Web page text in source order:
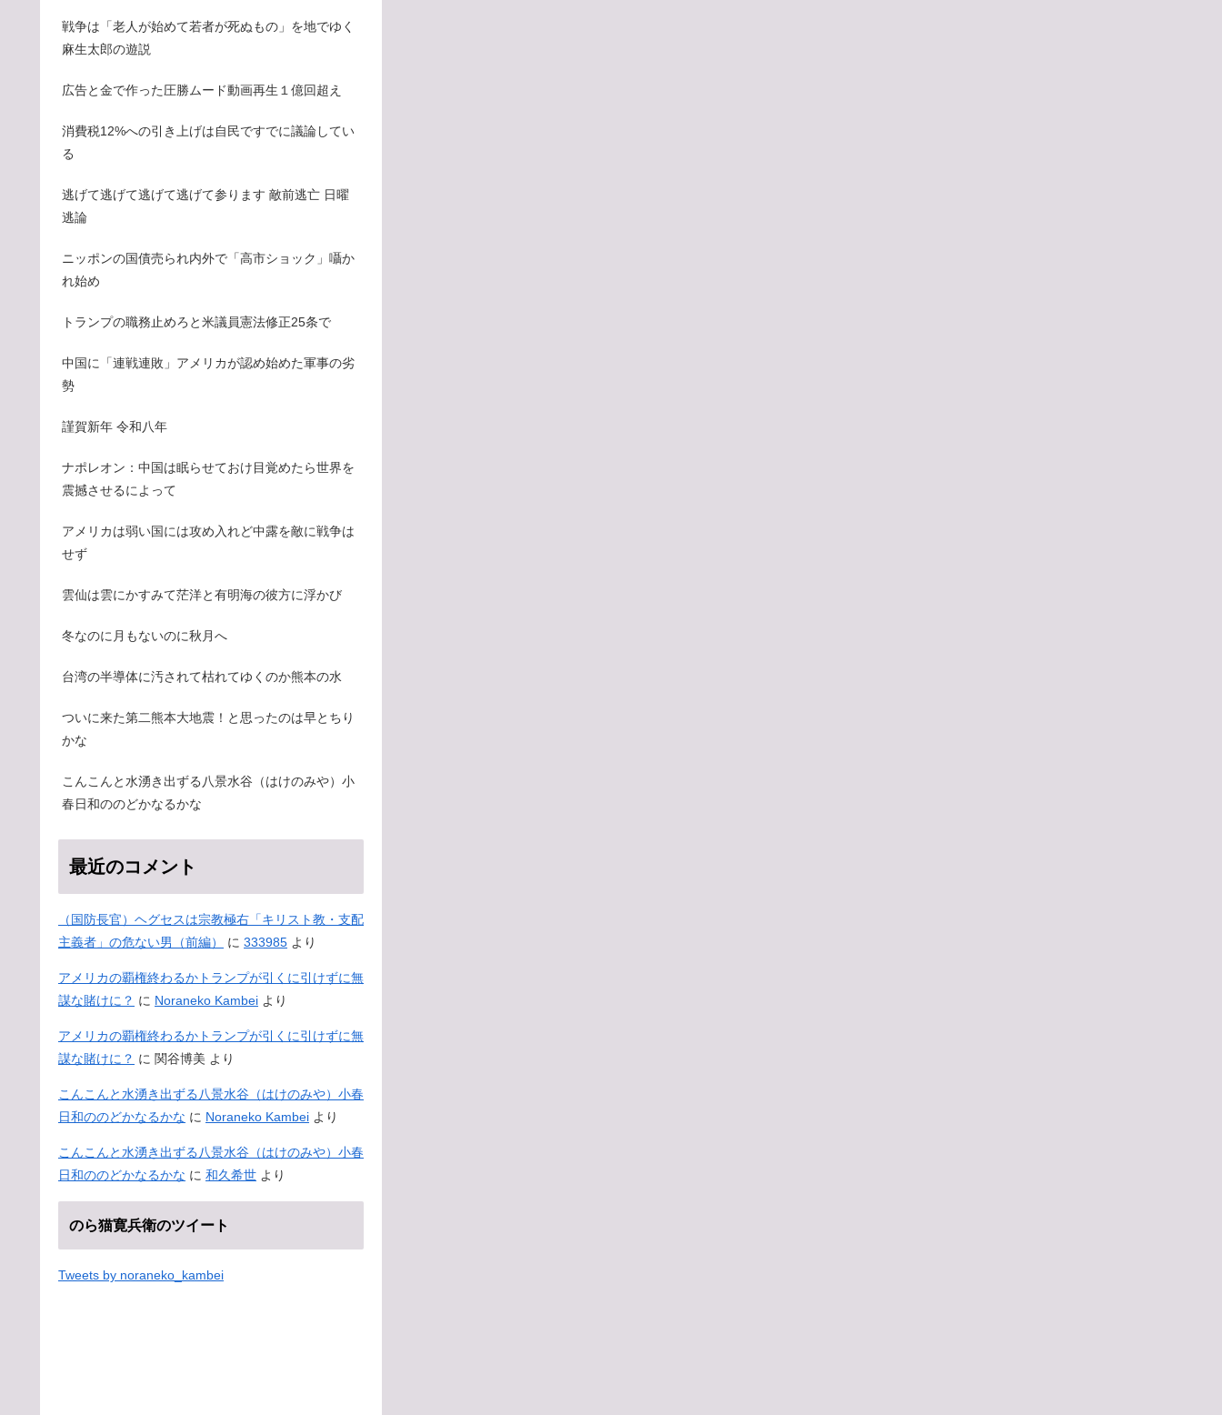
戦争は「老人が始めて若者が死ぬもの」を地でゆく
麻生太郎の遊説
広告と金で作った圧勝ムード動画再生１億回超え
消費税12%への引き上げは自民ですでに議論してい
る
逃げて逃げて逃げて逃げて参ります 敵前逃亡 日曜
逃論
ニッポンの国債売られ内外で「高市ショック」囁か
れ始め
トランプの職務止めろと米議員憲法修正25条で
中国に「連戦連敗」アメリカが認め始めた軍事の劣
勢
謹賀新年 令和八年
ナポレオン：中国は眠らせておけ目覚めたら世界を
震撼させるによって
アメリカは弱い国には攻め入れど中露を敵に戦争は
せず
雲仙は雲にかすみて茫洋と有明海の彼方に浮かび
冬なのに月もないのに秋月へ
台湾の半導体に汚されて枯れてゆくのか熊本の水
ついに来た第二熊本大地震！と思ったのは早とちり
かな
こんこんと水湧き出ずる八景水谷（はけのみや）小
春日和ののどかなるかな
最近のコメント
（国防長官）ヘグセスは宗教極右「キリスト教・支配
主義者」の危ない男（前編）
に 333985 より
アメリカの覇権終わるかトランプが引くに引けずに無
謀な賭けに？ に Noraneko Kambei より
アメリカの覇権終わるかトランプが引くに引けずに無
謀な賭けに？ に 関谷博美 より
こんこんと水湧き出ずる八景水谷（はけのみや）小春
日和ののどかなるかな に Noraneko Kambei より
こんこんと水湧き出ずる八景水谷（はけのみや）小春
日和ののどかなるかな に 和久希世 より
のら猫寛兵衛のツイート
Tweets by noraneko_kambei